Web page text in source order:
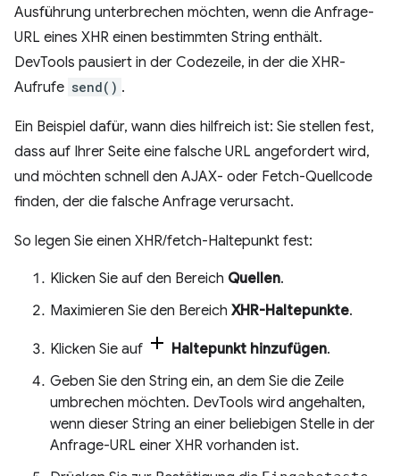
Ausführung unterbrechen möchten, wenn die Anfrage-
URL eines XHR einen bestimmten String enthält.
DevTools pausiert in der Codezeile, in der die XHR-
Aufrufe send() .
Ein Beispiel dafür, wann dies hilfreich ist: Sie stellen fest,
dass auf Ihrer Seite eine falsche URL angefordert wird,
und möchten schnell den AJAX- oder Fetch-Quellcode
finden, der die falsche Anfrage verursacht.
So legen Sie einen XHR/fetch-Haltepunkt fest:
Klicken Sie auf den Bereich Quellen.
Maximieren Sie den Bereich XHR-Haltepunkte.
Klicken Sie auf Haltepunkt hinzufügen.
Geben Sie den String ein, an dem Sie die Zeile
umbrechen möchten. DevTools wird angehalten,
wenn dieser String an einer beliebigen Stelle in der
Anfrage-URL einer XHR vorhanden ist.